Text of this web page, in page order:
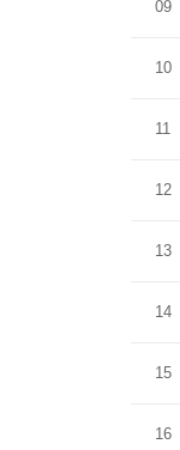
09
10
11
12
13
14
15
16